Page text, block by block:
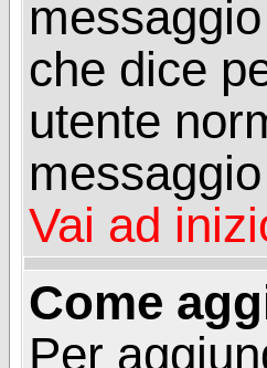
che dice
utente
Vai ad
Come
Per